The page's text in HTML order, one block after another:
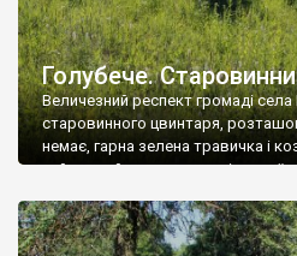
Голубече.
Величезний респект громаді села
старовинного цвинтаря,
немає, гарна зелена травичка і
найкращий регулятор шкідливої,
бруньками, кози ті бруньки
делікатес. На цвинтарі у